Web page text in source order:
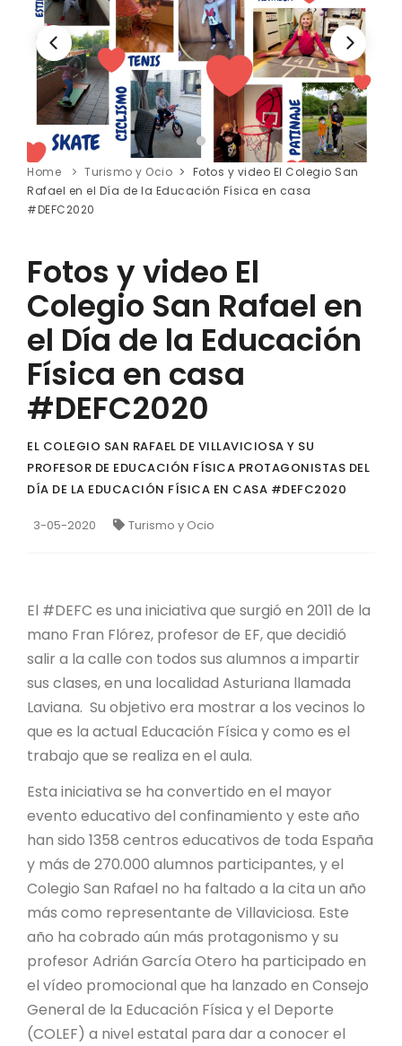
Home Turismo y Ocio
Fotos y video El Colegio San
Rafael en el Día de la Educación Física en casa
#DEFC2020
Fotos y video El
Colegio San Rafael en
el Día de la Educación
Física en casa
#DEFC2020
EL COLEGIO SAN RAFAEL DE VILLAVICIOSA Y SU
PROFESOR DE EDUCACIÓN FÍSICA PROTAGONISTAS DEL
DÍA DE LA EDUCACIÓN FÍSICA EN CASA #DEFC2020
3-05-2020 Turismo y Ocio
El #DEFC es una iniciativa que surgió en 2011 de la
mano Fran Flórez, profesor de EF, que decidió
salir a la calle con todos sus alumnos a impartir
sus clases, en una localidad Asturiana llamada
Laviana. Su objetivo era mostrar a los vecinos lo
que es la actual Educación Física y como es el
trabajo que se realiza en el aula.
Esta iniciativa se ha convertido en el mayor
evento educativo del confinamiento y este año
han sido 1358 centros educativos de toda España
y más de 270.000 alumnos participantes, y el
Colegio San Rafael no ha faltado a la cita un año
más como representante de Villaviciosa. Este
año ha cobrado aún más protagonismo y su
profesor Adrián García Otero ha participado en
el vídeo promocional que ha lanzado en Consejo
General de la Educación Física y el Deporte
(COLEF) a nivel estatal para dar a conocer el